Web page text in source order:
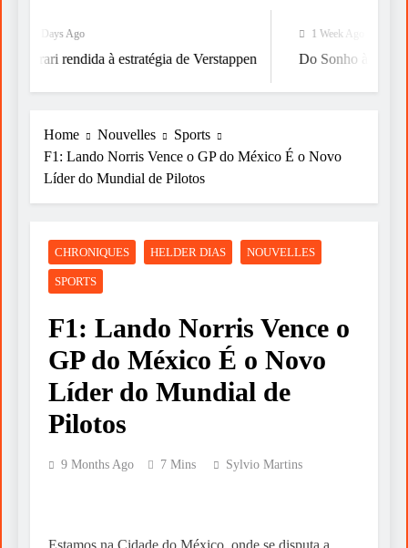
6 Days Ago
Ferrari rendida à estratégia de Verstappen
1 Week Ago
Do Sonho à Vitória
Home Nouvelles
Sports
F1: Lando Norris Vence o GP do México É o Novo
Líder do Mundial de Pilotos
CHRONIQUES HELDER DIAS NOUVELLES
SPORTS
F1: Lando Norris Vence o
GP do México É o Novo
Líder do Mundial de
Pilotos
9 Months Ago 7 Mins Sylvio Martins
Estamos na Cidade do México, onde se disputa a